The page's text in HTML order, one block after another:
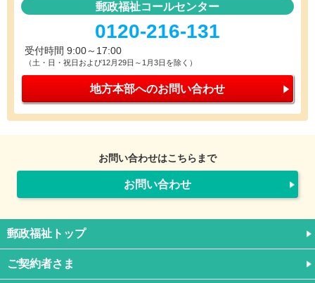
郵政福祉コールセンター
0120-216-131
受付時間 9:00～17:00
（土・日・祝日および12月29日～1月3日を除く）
地方本部へのお問い合わせ
お問い合わせはこちらまで
お問い合わせ
郵政福祉トップ
ご契約者さま